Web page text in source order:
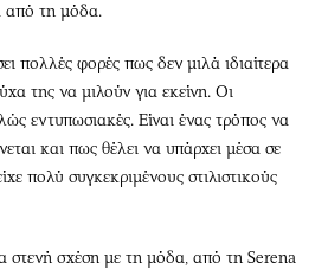
από τη μόδα.
πολλές φορές πως δεν μιλά ιδιαίτερα
της να μιλούν για εκείνη. Οι
εντυπωσιακές. Είναι ένας τρόπος να
και πως θέλει να υπάρχει μέσα σε
πολύ συγκεκριμένους στιλιστικούς
στενή σχέση με τη μόδα, από τη Serena